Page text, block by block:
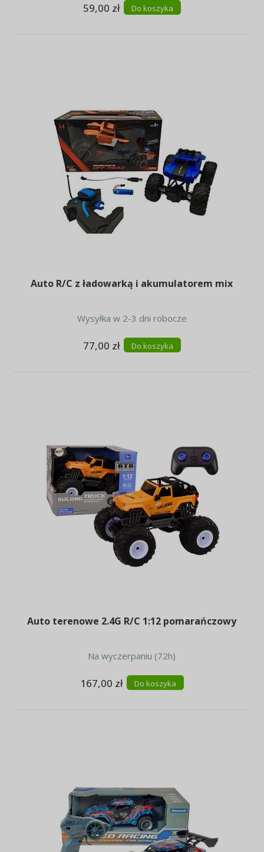
59,00 zł Do koszyka
Auto R/C z ładowarką i akumulatorem mix
Wysyłka w 2-3 dni robocze
77,00 zł Do koszyka
Auto terenowe 2.4G R/C 1:12 pomarańczowy
Na wyczerpaniu (72h)
167,00 zł Do koszyka